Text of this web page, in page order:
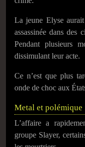
La jeune Elyse
assassinée dans des
Pendant plusieurs
dissimulant leur acte.
Ce n’est que plus
onde de choc aux
Metal et polémique
L’affaire a
groupe Slayer,